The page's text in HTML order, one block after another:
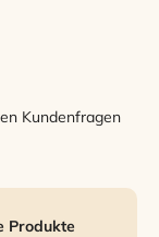
Kundenfragen
Produkte